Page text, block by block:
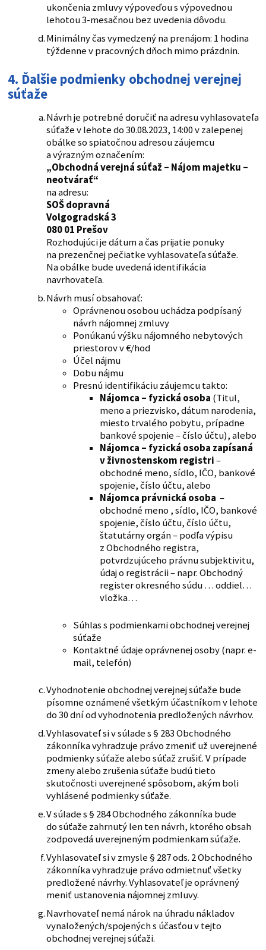
ukončenia zmluvy výpoveďou s výpovednou
lehotou 3-mesačnou bez uvedenia dôvodu.
Minimálny čas vymedzený na prenájom: 1 hodina
týždenne v pracovných dňoch mimo prázdnin.
4. Ďalšie podmienky obchodnej verejnej
súťaže
Návrh je potrebné doručiť na adresu vyhlasovateľa
súťaže v lehote do 30.08.2023, 14:00 v zalepenej
obálke so spiatočnou adresou záujemcu
a výrazným označením:
„Obchodná verejná súťaž – Nájom majetku –
neotvárať“
na adresu:
SOŠ dopravná
Volgogradská 3
080 01 Prešov
Rozhodujúci je dátum a čas prijatie ponuky
na prezenčnej pečiatke vyhlasovateľa súťaže.
Na obálke bude uvedená identifikácia
navrhovateľa.
Návrh musí obsahovať:
Oprávnenou osobou uchádza podpísaný
návrh nájomnej zmluvy
Ponúkanú výšku nájomného nebytových
priestorov v €/hod
Účel nájmu
Dobu nájmu
Presnú identifikáciu záujemcu takto:
Nájomca – fyzická osoba (Titul,
meno a priezvisko, dátum narodenia,
miesto trvalého pobytu, prípadne
bankové spojenie – číslo účtu), alebo
Nájomca – fyzická osoba zapísaná
v živnostenskom registri–
obchodné meno, sídlo, IČO, bankové
spojenie, číslo účtu, alebo
Nájomca právnická osoba –
obchodné meno , sídlo, IČO, bankové
spojenie, číslo účtu, číslo účtu,
štatutárny orgán – podľa výpisu
z Obchodného registra,
potvrdzujúceho právnu subjektivitu,
údaj o registrácii – napr. Obchodný
register okresného súdu … oddiel…
vložka…
Súhlas s podmienkami obchodnej verejnej
súťaže
Kontaktné údaje oprávnenej osoby (napr. e-
mail, telefón)
Vyhodnotenie obchodnej verejnej súťaže bude
písomne oznámené všetkým účastníkom v lehote
do 30 dní od vyhodnotenia predložených návrhov.
Vyhlasovateľ si v súlade s § 283 Obchodného
zákonníka vyhradzuje právo zmeniť už uverejnené
podmienky súťaže alebo súťaž zrušiť. V prípade
zmeny alebo zrušenia súťaže budú tieto
skutočnosti uverejnené spôsobom, akým boli
vyhlásené podmienky súťaže.
V súlade s § 284 Obchodného zákonníka bude
do súťaže zahrnutý len ten návrh, ktorého obsah
zodpovedá uverejneným podmienkam súťaže.
Vyhlasovateľ si v zmysle § 287 ods. 2 Obchodného
zákonníka vyhradzuje právo odmietnuť všetky
predložené návrhy. Vyhlasovateľ je oprávnený
meniť ustanovenia nájomnej zmluvy.
Navrhovateľ nemá nárok na úhradu nákladov
vynaložených/spojených s účasťou v tejto
obchodnej verejnej súťaži.